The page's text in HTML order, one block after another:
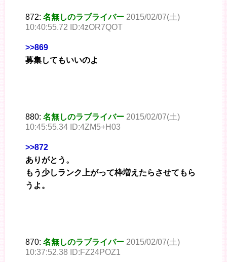
872: 名無しのラブライバー 2015/02/07(土)
10:40:55.72 ID:4zOR7QOT
>>869
募集してもいいのよ
880: 名無しのラブライバー 2015/02/07(土)
10:45:55.34 ID:4ZM5+H03
>>872
ありがとう。
もう少しランク上がって枠増えたらさせてもら
うよ。
870: 名無しのラブライバー 2015/02/07(土)
10:37:52.38 ID:FZ24POZ1